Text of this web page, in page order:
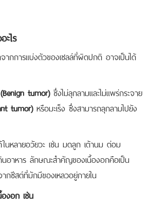
ะไร
ากการแบ่งตัวของเซลล์ที่ผิดปกติ อาจเป็นได้
tumor)ซึ่งไม่ลุกลามและไม่แพร่กระจาย
tumor)หรือมะเร็ง ซึ่งสามารถลุกลามไปยัง
ในหลายอวัยวะ เช่น มดลูก เต้านม ต่อม
นอาหาร ลักษณะสำคัญของเนื้องอกคือเป็น
กซีสต์ที่มักมีของเหลวอยู่ภายใน
งอก เช่น